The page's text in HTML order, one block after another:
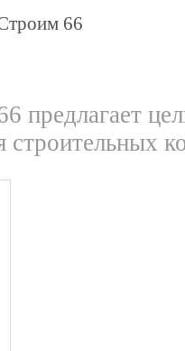
66
предлагает
строительных